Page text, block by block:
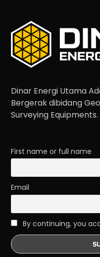
Dinar Energi Utama
Bergerak dibidang
Surveying Equipments.
First name or full name
Email
By continuing, you